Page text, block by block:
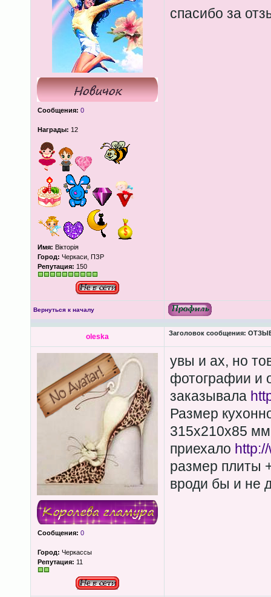
Сообщения: 0
Награды: 12
Имя: Вікторія
Город: Черкаси, ПЗР
Репутация: 150
спасибо за
Вернуться к началу
oleska Заголовок сообщения:
Сообщения: 0
Город: Черкассы
Репутация: 11
увы и ах, но
фотографии и
заказывала
Размер
315х210х85
приехало
размер плиты
вроди бы и не